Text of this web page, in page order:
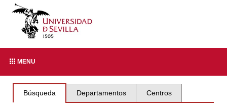
MENU
Búsqueda Departamentos Centros